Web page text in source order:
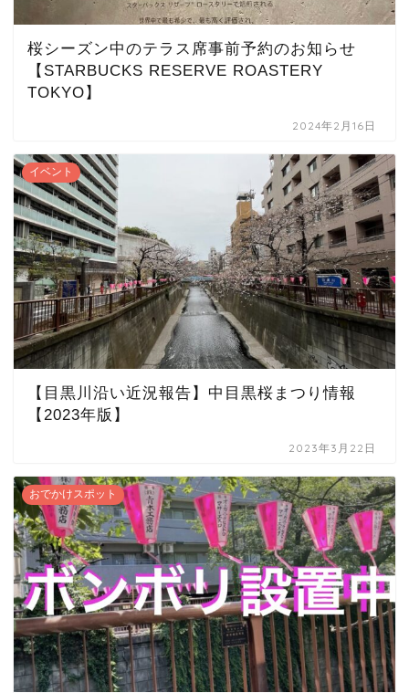
桜シーズン中のテラス席事前予約のお知らせ
【STARBUCKS RESERVE ROASTERY
TOKYO】
2024年2月16日
イベント
【目黒川沿い近況報告】中目黒桜まつり情報
【2023年版】
2023年3月22日
おでかけスポット